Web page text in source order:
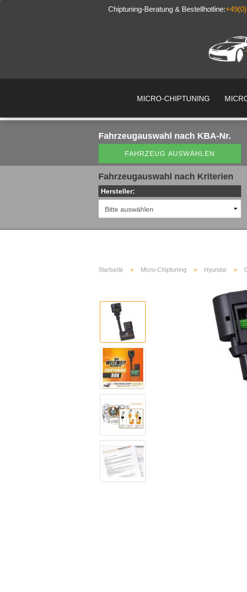
Chiptuning-Beratung & Bestellhotline:
MICRO-CHIPTUNING
Fahrzeugauswahl nach KBA-Nr.
FAHRZEUG AUSWÄHLEN
Fahrzeugauswahl nach Kriterien
Hersteller:
Startseite » Micro-Chiptuning » Hyundai »